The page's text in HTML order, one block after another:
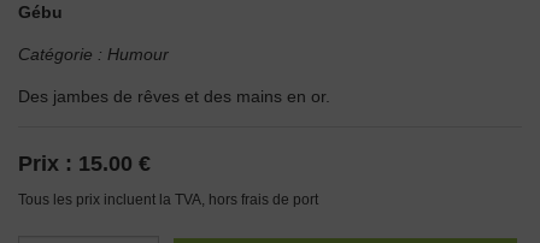
Gébu
Catégorie : Humour
Des jambes de rêves et des mains en or.
Prix : 15.00 €
Tous les prix incluent la TVA, hors frais de port